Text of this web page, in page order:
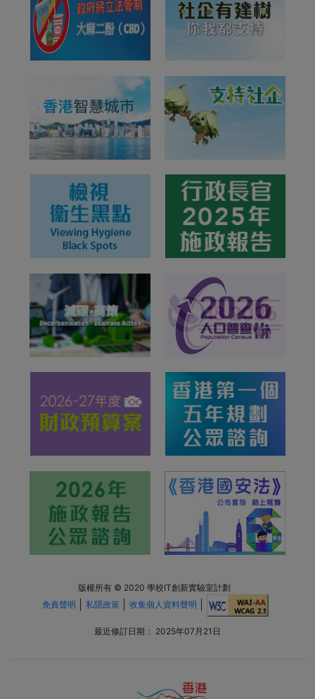
版權所有 © 2020 學校IT創新實驗室計劃
免責聲明
私隱政策 收集個人資料聲明
最近修訂日期： 2025年07月21日